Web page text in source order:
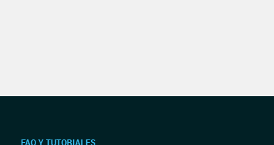
FAQ Y TUTORIALES